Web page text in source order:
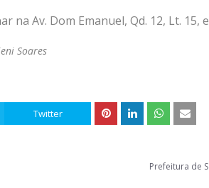
na Av. Dom Emanuel, Qd. 12, Lt.
Soares
Twitter
Prefeitura de